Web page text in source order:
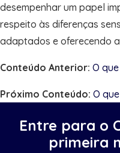
desempenhar um papel
respeito às diferenças
adaptados e oferecendo
Conteúdo Anterior: O
Próximo Conteúdo: O
Entre para o
primeira